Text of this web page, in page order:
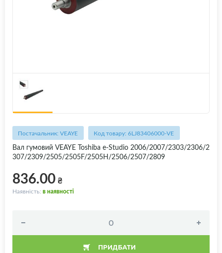
Постачальник: VEAYE Код товару: 6LJ83406000-VE
Вал гумовий VEAYE Toshiba e-Studio 2006/2007/2303/2306/2
307/2309/2505/2505F/2505H/2506/2507/2809
836.00₴
Наявність: в наявності
ПРИДБАТИ